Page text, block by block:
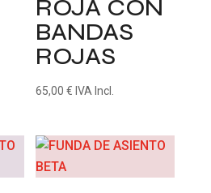
ROJA CON
BANDAS
ROJAS
65,00€ IVA Incl.